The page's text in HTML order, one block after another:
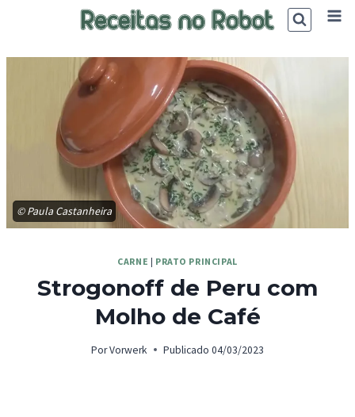
© Paula Castanheira
CARNE | PRATO PRINCIPAL
Strogonoff de Peru com
Molho de Café
PorVorwerk Publicado 04/03/2023